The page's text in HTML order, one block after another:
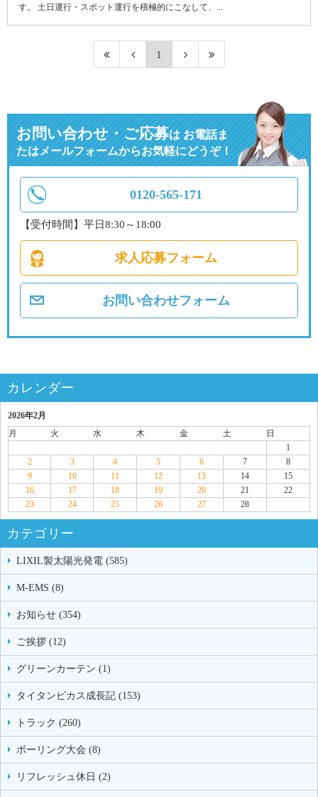
す。 土日運行・スポット運行を積極的にこなして、...
1
お問い合わせ・ご応募はお電話ま
たはメールフォームからお気軽にどうぞ！
0120-565-171
【受付時間】平日8:30～18:00
求人応募フォーム
お問い合わせフォーム
カレンダー
2026年2月
月
火 水 木 金 土
日
1
2
3 4 5 6 7
8
9
10 11 12 13 14
15
16
17 18 19 20 21
22
23
24 25 26 27 28
カテゴリー
LIXIL製太陽光発電 (585)
M-EMS (8)
お知らせ (354)
ご挨拶 (12)
グリーンカーテン (1)
タイタンビカス成長記 (153)
トラック (260)
ボーリング大会 (8)
リフレッシュ休日 (2)